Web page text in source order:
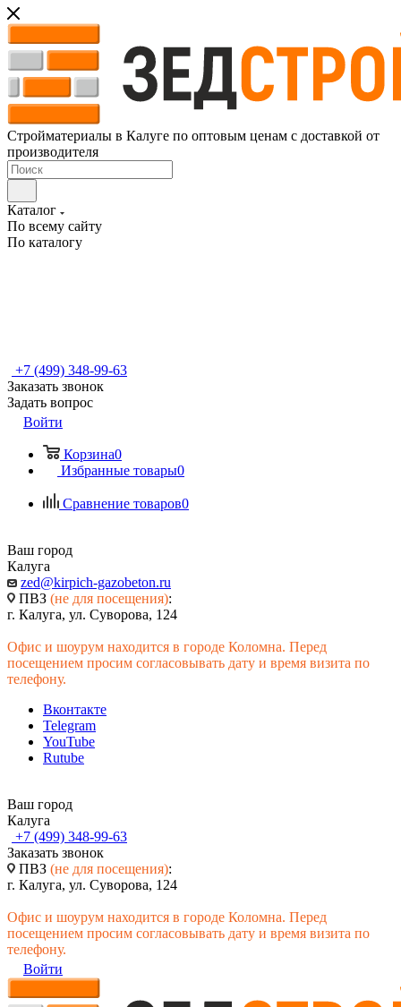
Стройматериалы в Калуге по оптовым ценам с доставкой от
производителя
Каталог
По всему сайту
По каталогу
+7 (499) 348-99-63
Заказать звонок
Задать вопрос
Войти
Корзина0
Избранные товары0
Сравнение товаров0
Ваш город
Калуга
zed@kirpich-gazobeton.ru
ПВЗ (не для посещения):
г. Калуга, ул. Суворова, 124
Офис и шоурум находится в городе Коломна. Перед
посещением просим согласовывать дату и время визита по
телефону.
Вконтакте
Telegram
YouTube
Rutube
Ваш город
Калуга
+7 (499) 348-99-63
Заказать звонок
ПВЗ (не для посещения):
г. Калуга, ул. Суворова, 124
Офис и шоурум находится в городе Коломна. Перед
посещением просим согласовывать дату и время визита по
телефону.
Войти